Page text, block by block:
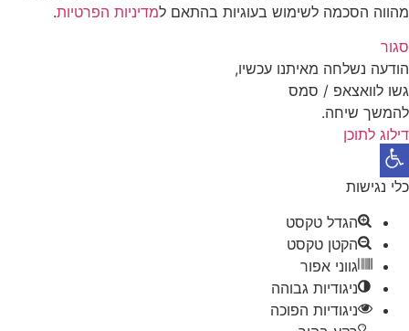
הסכמה לשימוש בעוגיות בהתאם ל מדיניות הפרטיות.
נשלחה מאיתנו עכשיו,
לוואצאפ / סמס
שיחה.
לתוכן
סרגל נגישות
נגישות
הגדל טקסט
הקטן טקסט
גווני אפור
ניגודיות גבוהה
ניגודיות הפוכה